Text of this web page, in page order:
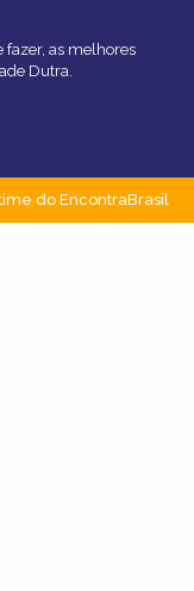
fazer, as melhores
Dutra.
do EncontraBrasil